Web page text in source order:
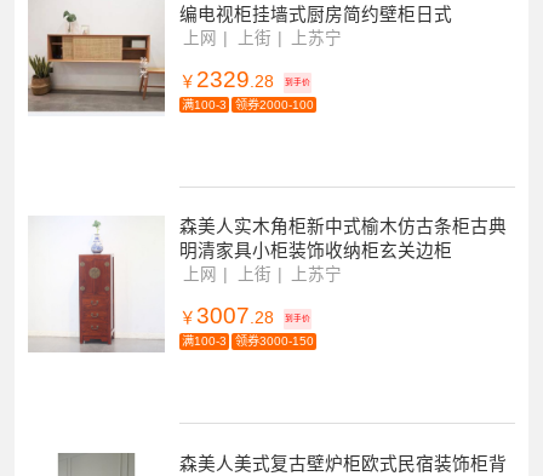
编电视柜挂墙式厨房简约壁柜日式
上网 上街 上苏宁
￥ 2329 .28 到手价
满100-3 领券2000-100
森美人实木角柜新中式榆木仿古条柜古典
明清家具小柜装饰收纳柜玄关边柜
上网 上街 上苏宁
￥ 3007.28 到手价
满100-3 领券3000-150
森美人美式复古壁炉柜欧式民宿装饰柜背